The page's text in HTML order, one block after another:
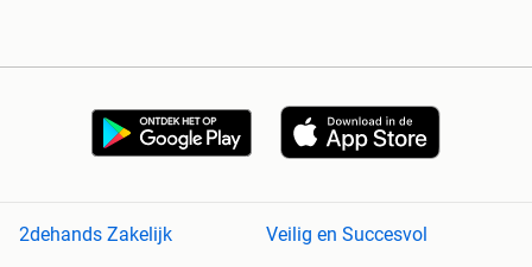
2dehands Zakelijk
Veilig en Succesvol